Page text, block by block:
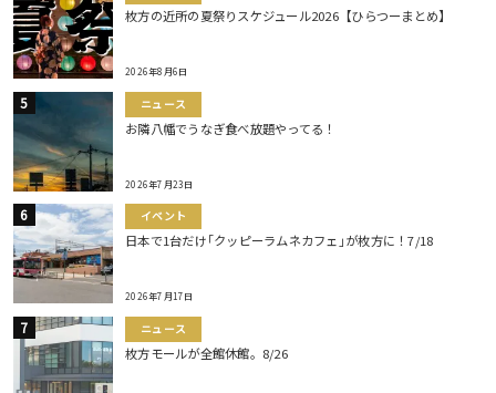
枚方の近所の夏祭りスケジュール2026【ひらつーまとめ】
2026年8月6日
ニュース
お隣八幡でうなぎ食べ放題やってる！
2026年7月23日
イベント
日本で1台だけ｢クッピーラムネカフェ｣が枚方に！7/18
2026年7月17日
ニュース
枚方モールが全館休館。8/26